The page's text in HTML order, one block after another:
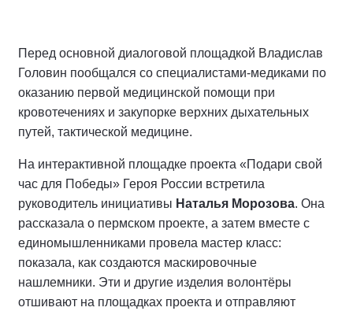
Перед основной диалоговой площадкой Владислав
Головин пообщался со специалистами-медиками по
оказанию первой медицинской помощи при
кровотечениях и закупорке верхних дыхательных
путей, тактической медицине.
На интерактивной площадке проекта «Подари свой
час для Победы» Героя России встретила
руководитель инициативы Наталья Морозова. Она
рассказала о пермском проекте, а затем вместе с
единомышленниками провела мастер класс:
показала, как создаются маскировочные
нашлемники. Эти и другие изделия волонтёры
отшивают на площадках проекта и отправляют